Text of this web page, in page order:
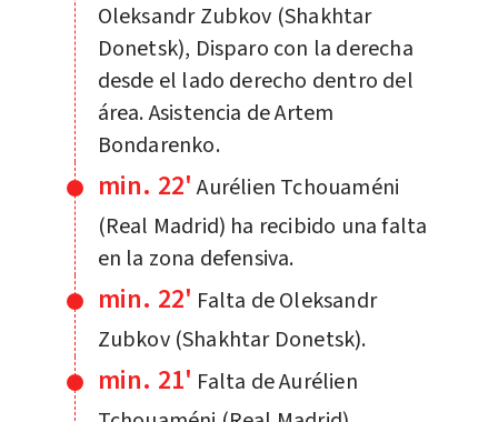
Oleksandr Zubkov (Shakhtar
Donetsk), Disparo con la derecha
desde el lado derecho dentro del
área. Asistencia de Artem
Bondarenko.
min. 22' Aurélien Tchouaméni
(Real Madrid) ha recibido una falta
en la zona defensiva.
min. 22' Falta de Oleksandr
Zubkov (Shakhtar Donetsk).
min. 21' Falta de Aurélien